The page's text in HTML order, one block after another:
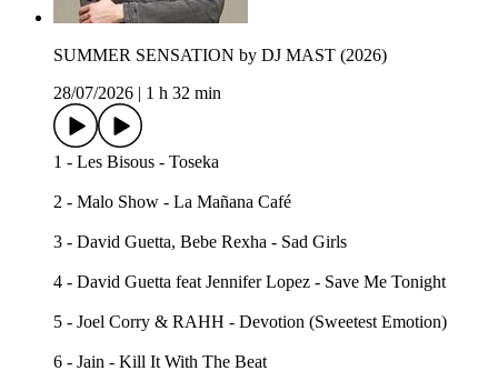
SUMMER SENSATION by DJ MAST (2026)
28/07/2026
1 h 32 min
1 - Les Bisous - Toseka
2 - Malo Show - La Mañana Café
3 - David Guetta, Bebe Rexha - Sad Girls
4 - David Guetta feat Jennifer Lopez - Save Me Tonight
5 - Joel Corry & RAHH - Devotion (Sweetest Emotion)
6 - Jain - Kill It With The Beat